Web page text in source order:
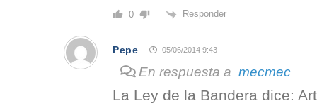
0 Responder
Pepe 05/06/2014 9:43
En respuesta a mecmec
La Ley de la Bandera dice: